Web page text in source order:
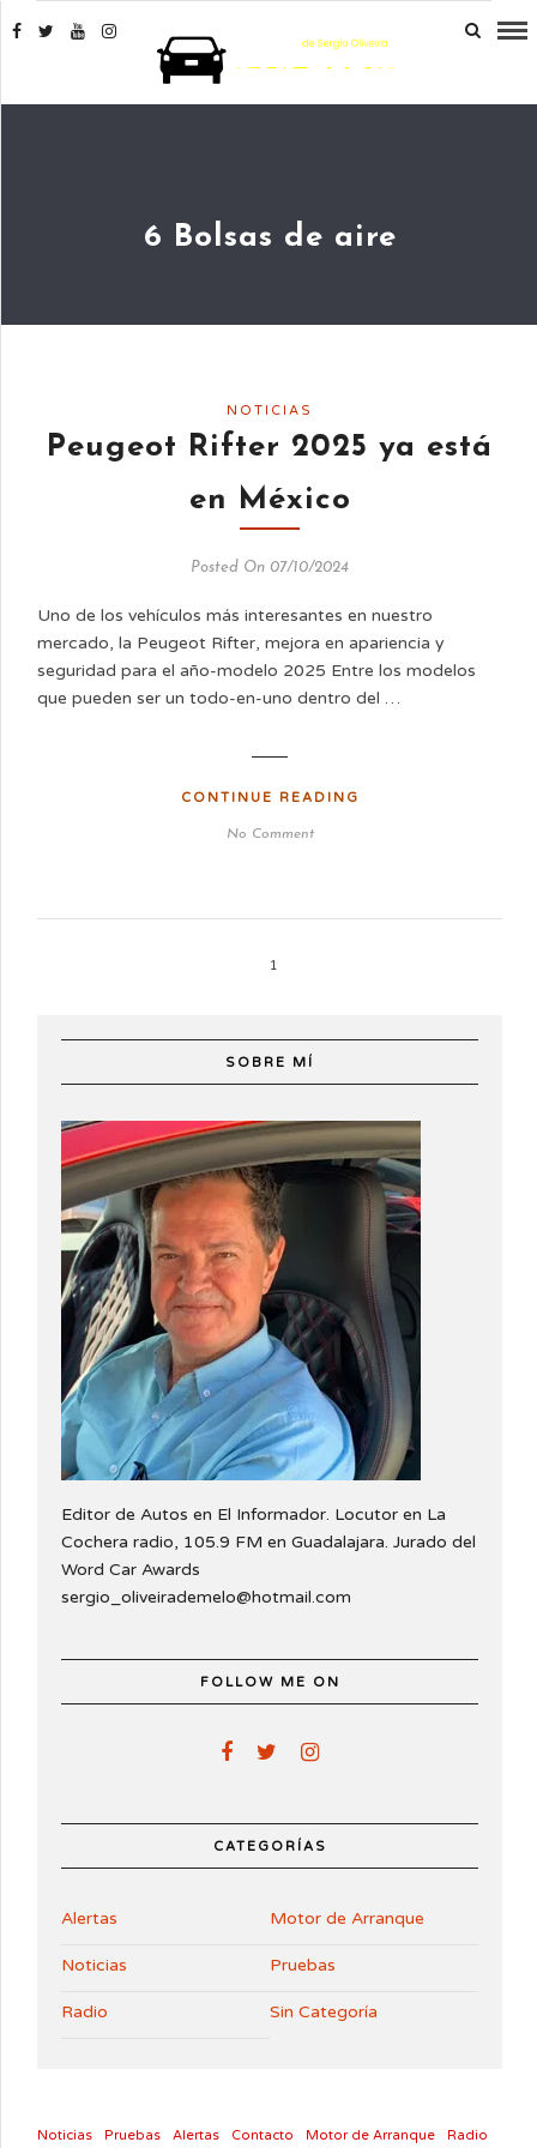
6 Bolsas de aire
NOTICIAS
Peugeot Rifter 2025 ya está
en México
Posted On 07/10/2024
Uno de los vehículos más interesantes en nuestro
mercado, la Peugeot Rifter, mejora en apariencia y
seguridad para el año-modelo 2025 Entre los modelos
que pueden ser un todo-en-uno dentro del …
CONTINUE READING
No Comment
1
SOBRE MÍ
Editor de Autos en El Informador. Locutor en La
Cochera radio, 105.9 FM en Guadalajara. Jurado del
Word Car Awards
sergio_oliveirademelo@hotmail.com
FOLLOW ME ON
CATEGORÍAS
Alertas Motor de Arranque
Noticias Pruebas
Radio Sin Categoría
Noticias Pruebas Alertas Contacto Motor de Arranque Radio